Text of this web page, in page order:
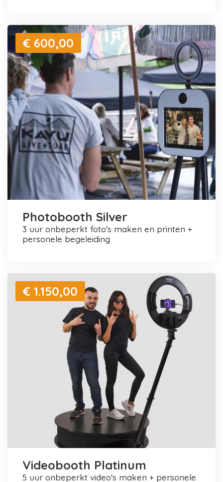
€ 600,00
Photobooth Silver
3 uur onbeperkt foto's maken en printen +
personele begeleiding
€ 1.150,00
Videobooth Platinum
5 uur onbeperkt video's maken + personele